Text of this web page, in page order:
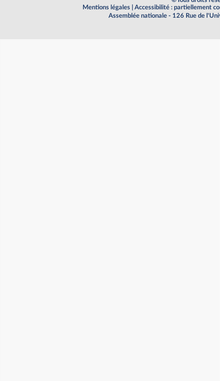
Mentions légales
Accessibilité : partiellement
Assemblée nationale - 126 Rue de